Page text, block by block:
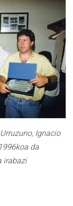
Ignacio
da
irabazi